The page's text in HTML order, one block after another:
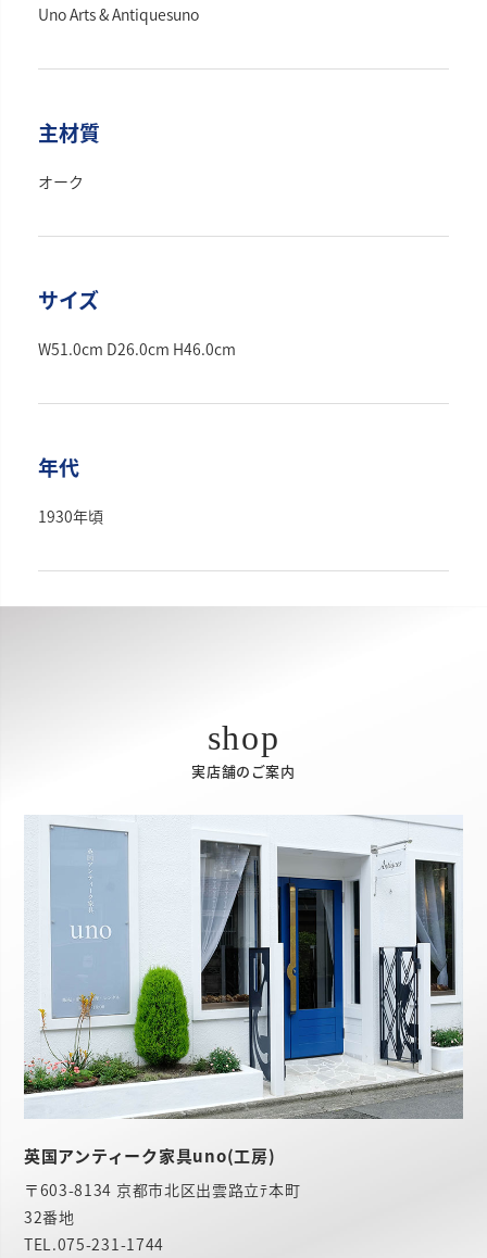
Uno Arts & Antiquesuno
主材質
オーク
サイズ
W51.0cm D26.0cm H46.0cm
年代
1930年頃
実店舗のご案内
英国アンティーク家具uno(工房)
〒603-8134 京都市北区出雲路立ﾃ本町
32番地
TEL.075-231-1744